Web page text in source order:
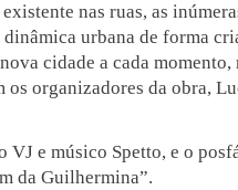
nas ruas, as
urbana de forma
cidade a cada
os organizadores da obra,
VJ e músico Spetto, e o
da Guilhermina”.